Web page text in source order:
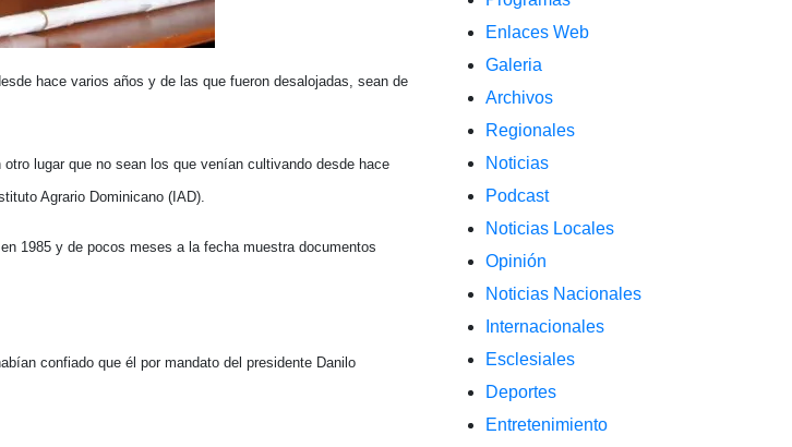
hace varios años y de las que fueron desalojadas, sean de
lugar que no sean los que venían cultivando desde hace
Agrario Dominicano (IAD).
1985 y de pocos meses a la fecha muestra documentos
confiado que él por mandato del presidente Danilo
Enlaces Web
Galeria
Archivos
Regionales
Noticias
Podcast
Noticias Locales
Opinión
Noticias Nacionales
Internacionales
Esclesiales
Deportes
Entretenimiento